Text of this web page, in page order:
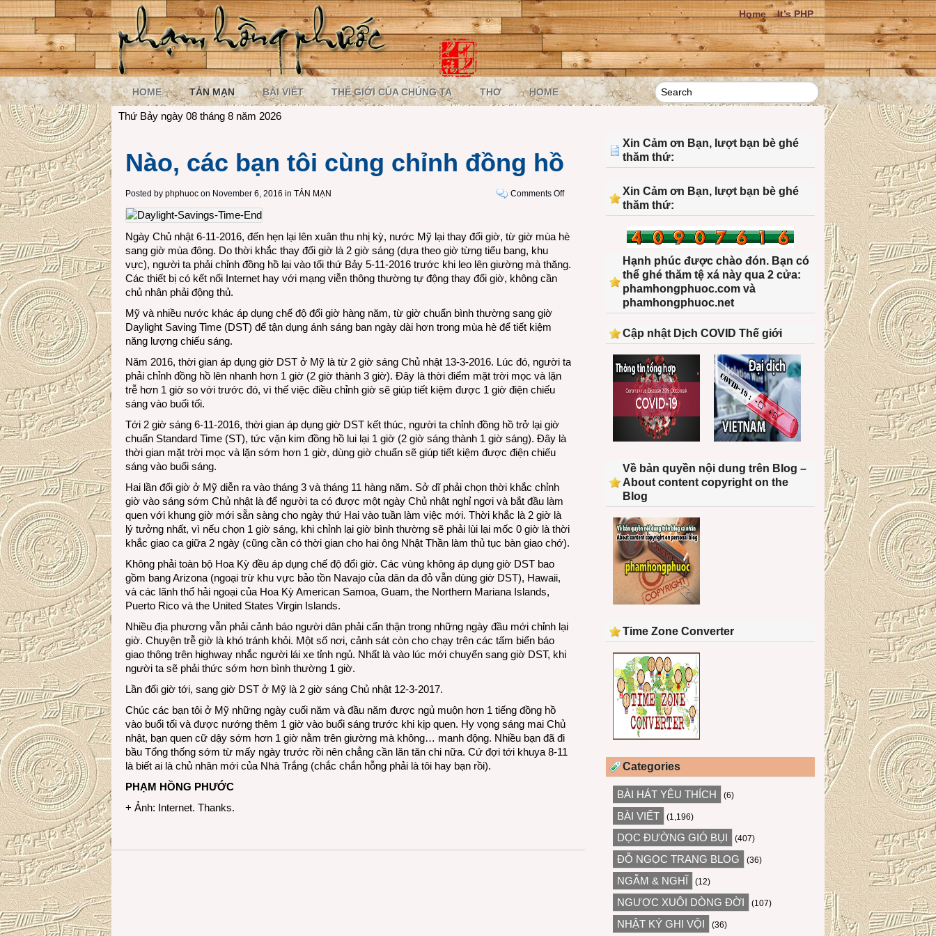
Home It’s PHP
HOME TẢN MẠN BÀI VIẾT THẾ GIỚI CỦA CHÚNG TA THƠ HOME
Thứ Bảy ngày 08 tháng 8 năm 2026
Nào, các bạn tôi cùng chỉnh đồng hồ
Posted by phphuoc on November 6, 2016 in TẢN MẠN Comments Offon
bạn
cùng
Ngày Chủ nhật 6-11-2016, đến hẹn lại lên xuân thu nhị kỳ, nước Mỹ lại thay đổi giờ, từ giờ mùa hè
sang giờ mùa đông. Do thời khắc thay đổi giờ là 2 giờ sáng (dựa theo giờ từng tiểu bang, khu
vực), người ta phải chỉnh đồng hồ lại vào tối thứ Bảy 5-11-2016 trước khi leo lên giường mà thăng.
Các thiết bị có kết nối Internet hay với mạng viễn thông thường tự động thay đổi giờ, không cần
chủ nhân phải động thủ.
Mỹ và nhiều nước khác áp dụng chế độ đổi giờ hàng năm, từ giờ chuẩn bình thường sang giờ
Daylight Saving Time (DST) để tận dụng ánh sáng ban ngày dài hơn trong mùa hè để tiết kiệm
năng lượng chiếu sáng.
Năm 2016, thời gian áp dụng giờ DST ở Mỹ là từ 2 giờ sáng Chủ nhật 13-3-2016. Lúc đó, người ta
phải chỉnh đồng hồ lên nhanh hơn 1 giờ (2 giờ thành 3 giờ). Đây là thời điểm mặt trời mọc và lặn
trễ hơn 1 giờ so với trước đó, vì thế việc điều chỉnh giờ sẽ giúp tiết kiệm được 1 giờ điện chiếu
sáng vào buổi tối.
Tới 2 giờ sáng 6-11-2016, thời gian áp dụng giờ DST kết thúc, người ta chỉnh đồng hồ trở lại giờ
chuẩn Standard Time (ST), tức vặn kim đồng hồ lui lại 1 giờ (2 giờ sáng thành 1 giờ sáng). Đây là
thời gian mặt trời mọc và lặn sớm hơn 1 giờ, dùng giờ chuẩn sẽ giúp tiết kiệm được điện chiếu
sáng vào buổi sáng.
Hai lần đổi giờ ở Mỹ diễn ra vào tháng 3 và tháng 11 hàng năm. Sở dĩ phải chọn thời khắc chỉnh
giờ vào sáng sớm Chủ nhật là để người ta có được một ngày Chủ nhật nghỉ ngơi và bắt đầu làm
quen với khung giờ mới sẵn sàng cho ngày thứ Hai vào tuần làm việc mới. Thời khắc là 2 giờ là
lý tưởng nhất, vì nếu chọn 1 giờ sáng, khi chỉnh lại giờ bình thường sẽ phải lùi lại mốc 0 giờ là thời
khắc giao ca giữa 2 ngày (cũng cần có thời gian cho hai ông Nhật Thần làm thủ tục bàn giao chớ).
Không phải toàn bộ Hoa Kỳ đều áp dụng chế độ đổi giờ. Các vùng không áp dụng giờ DST bao
gồm bang Arizona (ngoại trừ khu vực bảo tồn Navajo của dân da đỏ vẫn dùng giờ DST), Hawaii,
và các lãnh thổ hải ngoại của Hoa Kỳ American Samoa, Guam, the Northern Mariana Islands,
Puerto Rico và the United States Virgin Islands.
Nhiều địa phương vẫn phải cảnh báo người dân phải cẩn thận trong những ngày đầu mới chỉnh lại
giờ. Chuyện trễ giờ là khó tránh khỏi. Một số nơi, cảnh sát còn cho chạy trên các tấm biển báo
giao thông trên highway nhắc người lái xe tỉnh ngủ. Nhất là vào lúc mới chuyển sang giờ DST, khi
người ta sẽ phải thức sớm hơn bình thường 1 giờ.
Lần đổi giờ tới, sang giờ DST ở Mỹ là 2 giờ sáng Chủ nhật 12-3-2017.
Chúc các bạn tôi ở Mỹ những ngày cuối năm và đầu năm được ngủ muộn hơn 1 tiếng đồng hồ
vào buổi tối và được nướng thêm 1 giờ vào buổi sáng trước khi kịp quen. Hy vọng sáng mai Chủ
nhật, bạn quen cữ dậy sớm hơn 1 giờ nằm trên giường mà không… manh động. Nhiều bạn đã đi
bầu Tổng thống sớm từ mấy ngày trước rồi nên chẳng cần lăn tăn chi nữa. Cứ đợi tới khuya 8-11
là biết ai là chủ nhân mới của Nhà Trắng (chắc chắn hỗng phải là tôi hay bạn rồi).
PHẠM HỒNG PHƯỚC
+ Ảnh: Internet. Thanks.
Xin Cảm ơn Bạn, lượt bạn bè ghé
thăm thứ:
Xin Cảm ơn Bạn, lượt bạn bè ghé
thăm thứ:
Hạnh phúc được chào đón. Bạn có
thể ghé thăm tệ xá này qua 2 cửa:
phamhongphuoc.com và
phamhongphuoc.net
Cập nhật Dịch COVID Thế giới
Về bản quyền nội dung trên Blog –
About content copyright on the
Blog
Time Zone Converter
Categories
BÀI HÁT YÊU THÍCH (6)
BÀI VIẾT (1,196)
DỌC ĐƯỜNG GIÓ BỤI (407)
ĐỖ NGỌC TRANG BLOG (36)
NGẪM & NGHĨ (12)
NGƯỢC XUÔI DÒNG ĐỜI (107)
NHẬT KÝ GHI VỘI (36)